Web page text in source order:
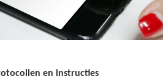
en instructies